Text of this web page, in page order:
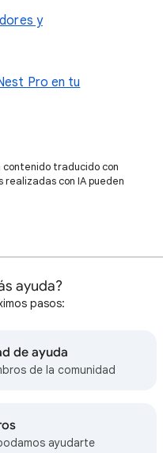
y
Pro en tu
contenido traducido con
con IA pueden
ayuda?
pasos:
de ayuda
de la comunidad
ayudarte